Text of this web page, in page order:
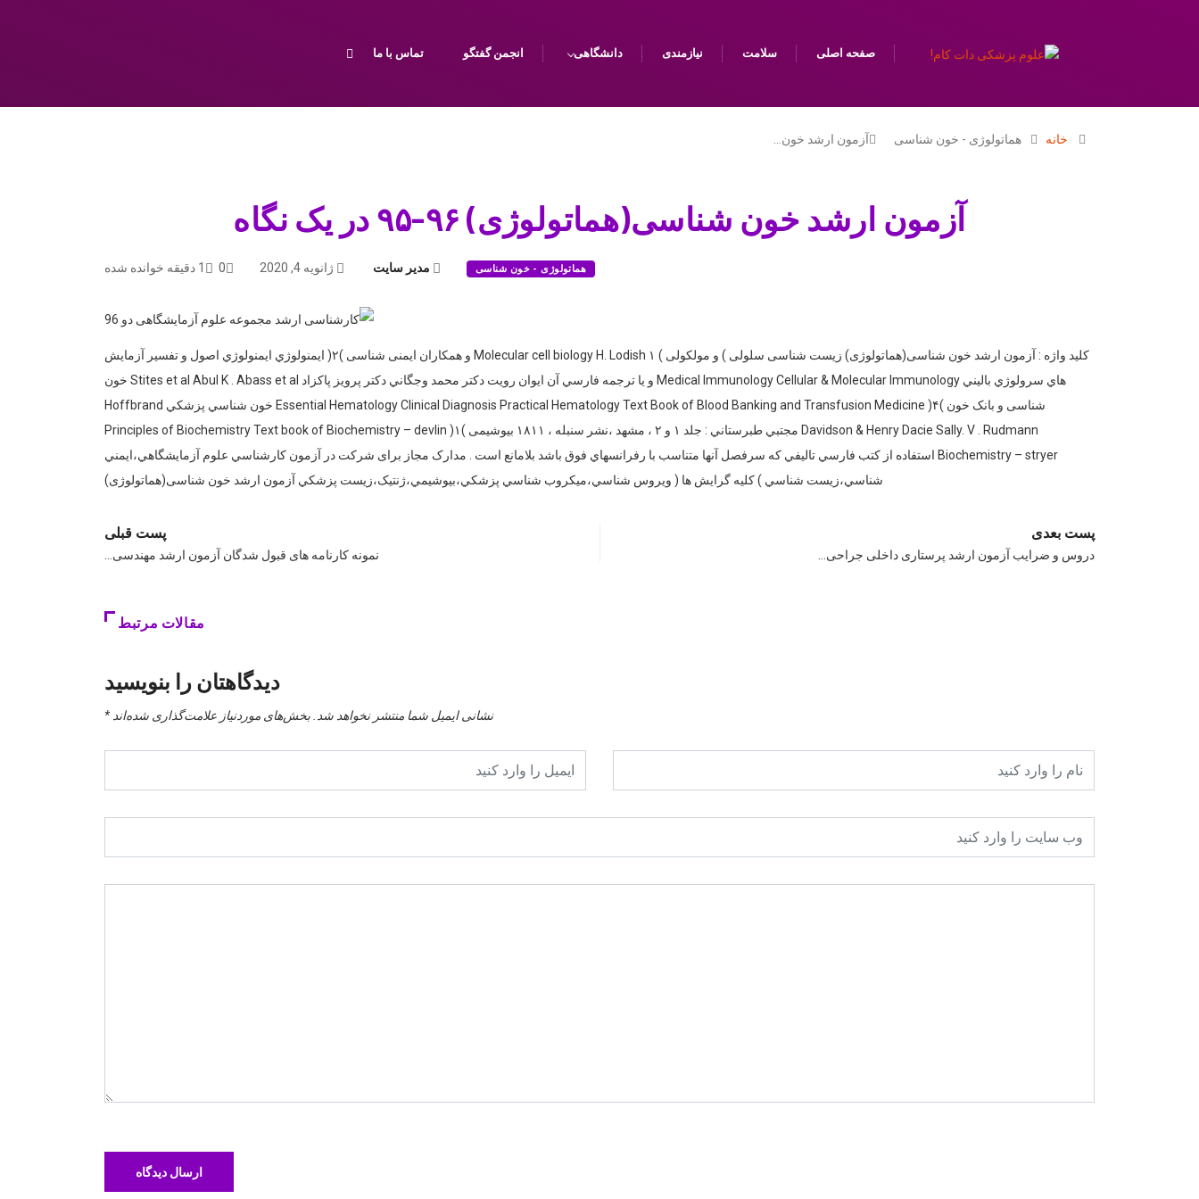
صفحه اصلی سلامت نیازمندی دانشگاهی انجمن گفتگو تماس با ما
خانه هماتولوژی - خون شناسی آزمون ارشد خون…
آزمون ارشد خون شناسی(هماتولوژی) ۹۶-۹۵ در یک نگاه
هماتولوژی - خون شناسی مدیر سایت ژانویه 4, 2020 0 1 دقیقه خوانده شده
کلید واژه : آزمون ارشد خون شناسی(هماتولوژی) زیست شناسی سلولی ) و مولکولی ) ۱ Molecular cell biology H. Lodish و همكاران ایمنی شناسی )۲( ايمنولوژي ايمنولوژي اصول و تفسير آزمايش
هاي سرولوژي باليني Medical Immunology Cellular & Molecular Immunology و يا ترجمه فارسي آن ايوان رويت دكتر محمد وجگاني دكتر پرويز پاكزاد Stites et al Abul K . Abass et al خون
شناسی و بانک خون )۴( Essential Hematology Clinical Diagnosis Practical Hematology Text Book of Blood Banking and Transfusion Medicine خون شناسي پزشكي Hoffbrand
Davidson & Henry Dacie Sally. V . Rudmann مجتبي طبرستاني : جلد ۱ و ۲ ، مشهد ،نشر سنبله ، ۱۸۱۱ بيوشيمی )۱( Principles of Biochemistry Text book of Biochemistry – devlin
Biochemistry – stryer استفاده از كتب فارسي تاليفي كه سرفصل آنها متناسب با رفرانسهاي فوق باشد بلامانع است . مدارک مجاز برای شرکت در آزمون كارشناسي علوم آزمايشگاهي،ايمني
شناسي،زيست شناسي ) كليه گرايش ها ( ويروس شناسي،ميكروب شناسي پزشكي،بيوشيمي،ژنتيک،زيست پزشكي آزمون ارشد خون شناسی(هماتولوژی)
پست قبلی
نمونه کارنامه های قبول شدگان آزمون ارشد مهندسی…
پست بعدی
دروس و ضرایب آزمون ارشد پرستاری داخلی جراحی…
مقالات مرتبط
دیدگاهتان را بنویسید
نشانی ایمیل شما منتشر نخواهد شد.بخش‌های موردنیاز علامت‌گذاری شده‌اند*